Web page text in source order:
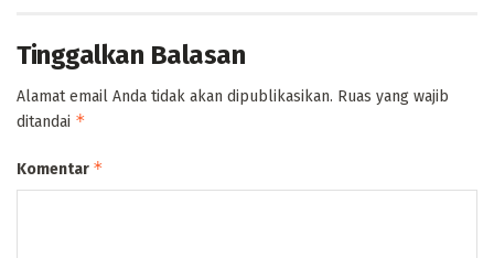
Tinggalkan Balasan
Alamat email Anda tidak akan dipublikasikan. Ruas yang wajib
ditandai *
Komentar *